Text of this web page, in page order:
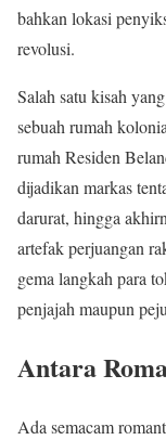
bahkan lokasi
revolusi.
Salah satu kisah
sebuah rumah
rumah Residen
dijadikan markas
darurat, hingga
artefak perjuangan
gema langkah para
penjajah maupun
Antara
Ada semacam